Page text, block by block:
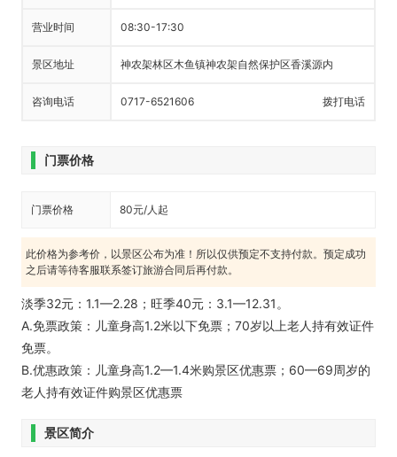
营业时间 08:30-17:30
景区地址 神农架林区木鱼镇神农架自然保护区香溪源内
咨询电话 0717-6521606 拨打电话
门票价格
门票价格 80元/人起
此价格为参考价，以景区公布为准！所以仅供预定不支持付款。预定成功
之后请等待客服联系签订旅游合同后再付款。
淡季32元：1.1—2.28；旺季40元：3.1—12.31。
A.免票政策：儿童身高1.2米以下免票；70岁以上老人持有效证件
免票。
B.优惠政策：儿童身高1.2—1.4米购景区优惠票；60—69周岁的
老人持有效证件购景区优惠票
景区简介